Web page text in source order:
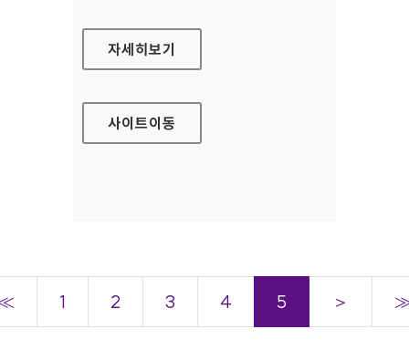
경상북도개발공사 대표
자세히보기
사이트이동
1 2 3 4 5 ＞